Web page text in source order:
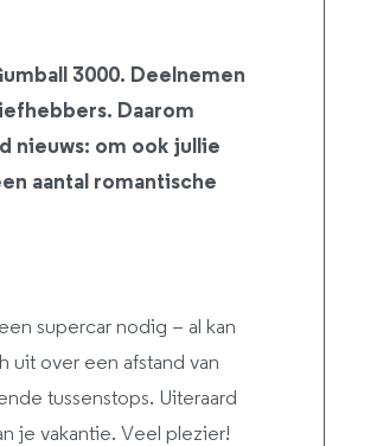
3000. Deelnemen
Daarom
nieuws: om ook jullie
aantal romantische
supercar nodig – al kan
uit over een afstand van
tussenstops. Uiteraard
je vakantie. Veel plezier!